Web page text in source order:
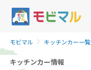
モビマル キッチンカー一覧
キッチンカー情報